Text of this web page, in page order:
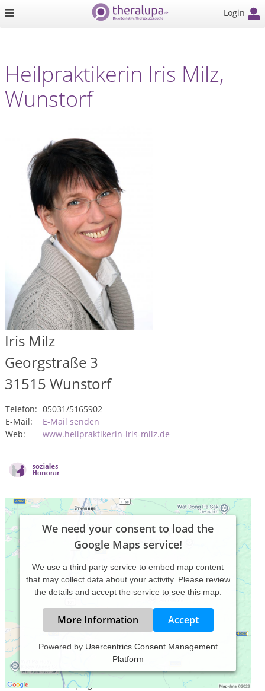
Login
Heilpraktikerin Iris Milz,
Wunstorf
Iris Milz
Georgstraße 3
31515 Wunstorf
Telefon: 05031/5165902
E-Mail:
E-Mail senden
Web:
www.heilpraktikerin-iris-milz.de
We need your consent to load the
Google Maps service!
We use a third party service to embed map content
that may collect data about your activity. Please review
the details and accept the service to see this map.
More Information Accept
Powered by Usercentrics Consent Management
Platform
Wir sind Menschen und damit energetische Wesen, welche
mit allen anderen Kreaturen in Verbindung stehen. Unser
Außen ist unser Spiegel - Alles ist mit Allem verbunden.